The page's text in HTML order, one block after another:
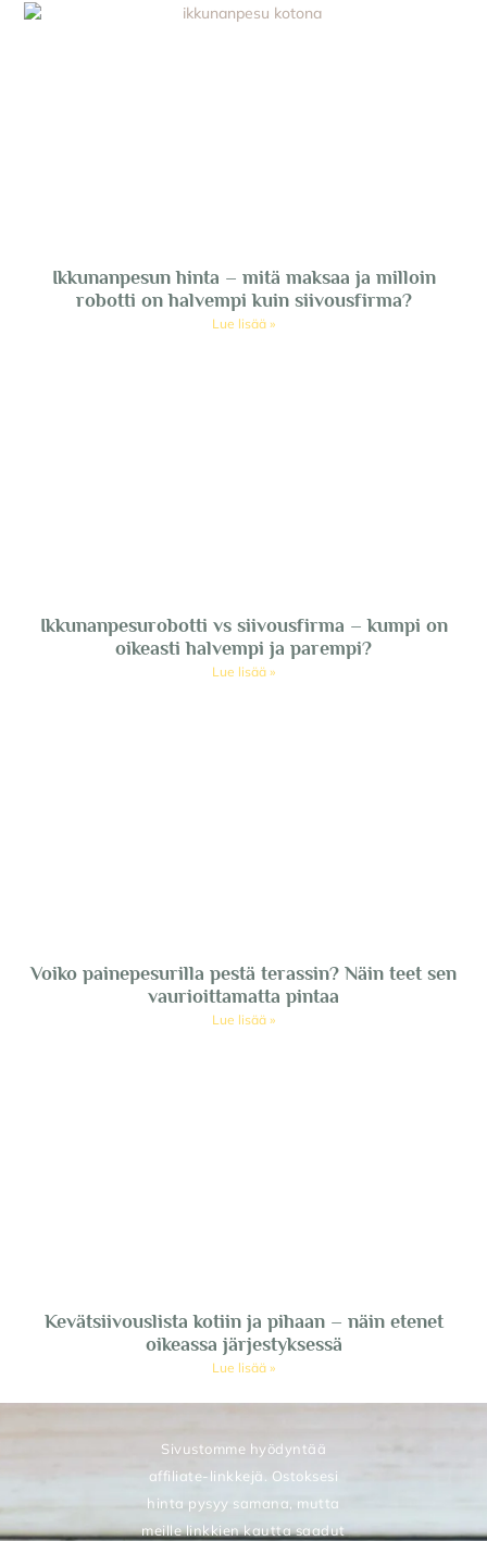
Ikkunanpesun hinta – mitä maksaa ja milloin
robotti on halvempi kuin siivousfirma?
Lue lisää »
Ikkunanpesurobotti vs siivousfirma – kumpi on
oikeasti halvempi ja parempi?
Lue lisää »
Voiko painepesurilla pestä terassin? Näin teet sen
vaurioittamatta pintaa
Lue lisää »
Kevätsiivouslista kotiin ja pihaan – näin etenet
oikeassa järjestyksessä
Lue lisää »
Sivustomme hyödyntää
affiliate-linkkejä. Ostoksesi
hinta pysyy samana, mutta
meille linkkien kautta saadut